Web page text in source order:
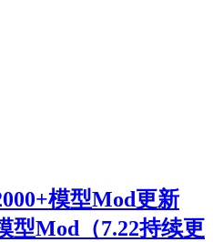
模型Mod更新
型Mod（7.22持续更